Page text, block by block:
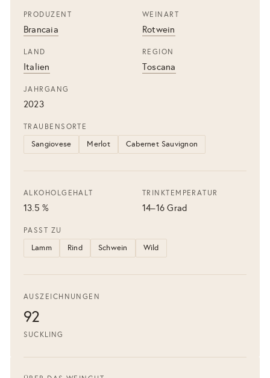
PRODUZENT
Brancaia
WEINART
Rotwein
LAND
Italien
REGION
Toscana
JAHRGANG
2023
TRAUBENSORTE
Sangiovese Merlot Cabernet Sauvignon
ALKOHOLGEHALT
13.5 %
TRINKTEMPERATUR
14–16 Grad
PASST ZU
Lamm Rind Schwein Wild
AUSZEICHNUNGEN
92
SUCKLING